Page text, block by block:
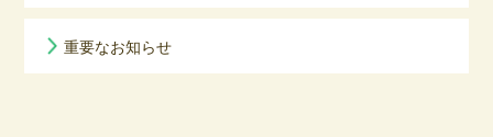
重要なお知らせ